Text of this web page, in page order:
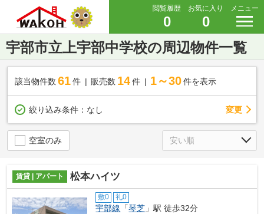
閲覧履歴
0
お気に入り
0
メニュー
宇部市立上宇部中学校の周辺物件一覧
該当物件数 61件 販売数 14 件 1～30 件を表示
絞り込み条件： なし 変更
空室のみ
賃貸 | アパート 松本ハイツ
敷0 礼0
宇部線 「琴芝 」駅 徒歩32分